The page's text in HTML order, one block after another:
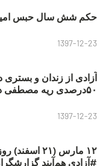
حکم شش سال حبس
1397-12-23
آزادی از زندان و بستری
۵۰درصدی ریه مصطفی دانشجو
1397-12-23
۱۲ مارس (۲۱